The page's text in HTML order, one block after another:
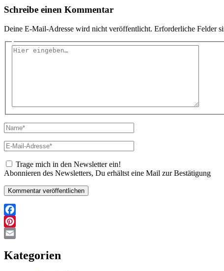
Schreibe einen Kommentar
Deine E-Mail-Adresse wird nicht veröffentlicht. Erforderliche Felder
Hier
Name*
E-
Mail-
Adresse*
Trage mich in den Newsletter ein!
Abonnieren des Newsletters, Du erhältst eine Mail zur Bestätigung
Facebook
Pinterest
Kategorien